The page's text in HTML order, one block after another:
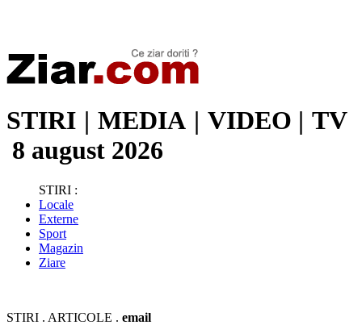
STIRI | MEDIA | VIDEO | TV
8 august 2026
STIRI :
Locale
Externe
Sport
Magazin
Ziare
STIRI . ARTICOLE . email